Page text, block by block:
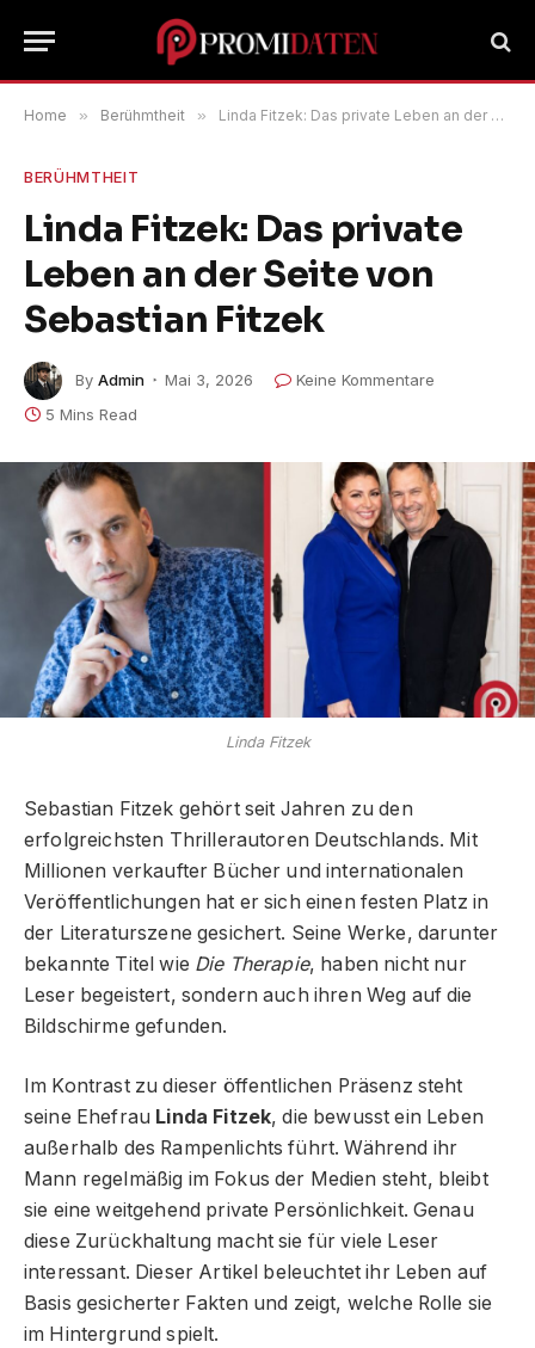
Home » Berühmtheit » Linda Fitzek: Das private Leben an der Seite von Sebastian Fitzek
BERÜHMTHEIT
Linda Fitzek: Das private
Leben an der Seite von
Sebastian Fitzek
By Admin Mai 3, 2026
Keine Kommentare
5 Mins Read
Linda Fitzek
Sebastian Fitzek gehört seit Jahren zu den
erfolgreichsten Thrillerautoren Deutschlands. Mit
Millionen verkaufter Bücher und internationalen
Veröffentlichungen hat er sich einen festen Platz in
der Literaturszene gesichert. Seine Werke, darunter
bekannte Titel wie Die Therapie, haben nicht nur
Leser begeistert, sondern auch ihren Weg auf die
Bildschirme gefunden.
Im Kontrast zu dieser öffentlichen Präsenz steht
seine Ehefrau Linda Fitzek, die bewusst ein Leben
außerhalb des Rampenlichts führt. Während ihr
Mann regelmäßig im Fokus der Medien steht, bleibt
sie eine weitgehend private Persönlichkeit. Genau
diese Zurückhaltung macht sie für viele Leser
interessant. Dieser Artikel beleuchtet ihr Leben auf
Basis gesicherter Fakten und zeigt, welche Rolle sie
im Hintergrund spielt.